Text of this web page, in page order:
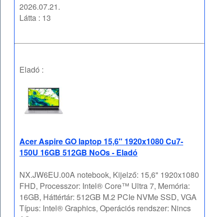
2026.07.21.
Látta : 13
Eladó :
Acer Aspire GO laptop 15,6" 1920x1080 Cu7-
150U 16GB 512GB NoOs - Eladó
NX.JW6EU.00A notebook, Kijelző: 15,6" 1920x1080
FHD, Processzor: Intel® Core™ Ultra 7, Memória:
16GB, Háttértár: 512GB M.2 PCIe NVMe SSD, VGA
Típus: Intel® Graphics, Operációs rendszer: Nincs